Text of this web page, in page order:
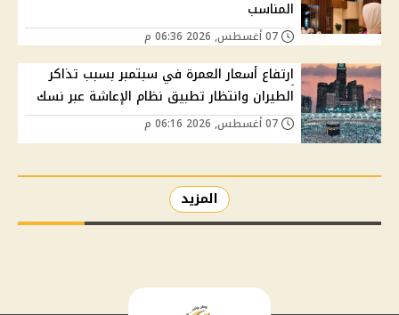
المناسب
ارتفاع أسعار العمرة في سبتمبر بسبب تذاكر
الطيران وانتظار تطبيق نظام الإعاشة عبر نسك
المزيد